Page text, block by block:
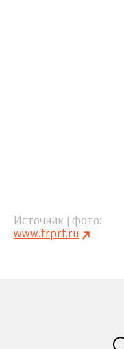
Источник | фото
www.frprf.ru